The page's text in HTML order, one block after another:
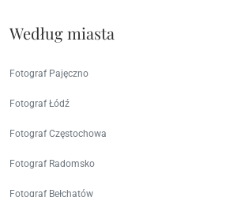
Według miasta
Fotograf Pajęczno
Fotograf Łódź
Fotograf Częstochowa
Fotograf Radomsko
Fotograf Bełchatów